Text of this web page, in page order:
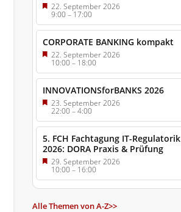
22. September 2026
9:00–17:00
CORPORATE BANKING kompakt
22. September 2026
10:00– 18:00
INNOVATIONSforBANKS 2026
23. September 2026
22:00–4:00
5. FCH Fachtagung IT-Regulatorik
2026: DORA Praxis & Prüfung
29. September 2026
10:00– 16:00
Alle Themen von A-Z>>